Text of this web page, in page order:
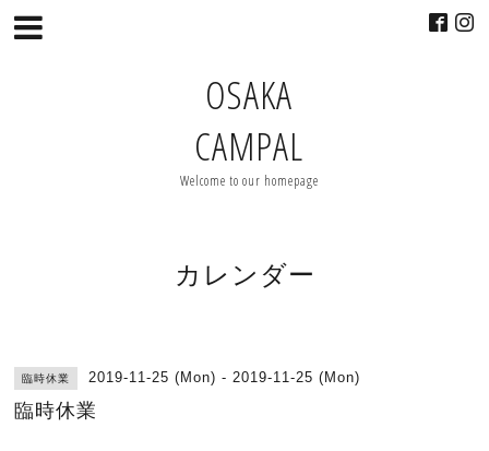
OSAKA
CAMPAL
Welcome to our homepage
カレンダー
臨時休業 2019-11-25 (Mon) - 2019-11-25 (Mon)
臨時休業